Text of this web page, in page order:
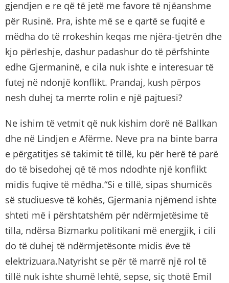
gjendjen e re që të jetë me favore të njëanshme
për Rusinë. Pra, ishte më se e qartë se fuqitë e
mëdha do të rrokeshin keqas me njëra-tjetrën dhe
kjo përleshje, dashur padashur do të përfshinte
edhe Gjermaninë, e cila nuk ishte e interesuar të
futej në ndonjë konflikt. Prandaj, kush përpos
nesh duhej ta merrte rolin e një pajtuesi?
Ne ishim të vetmit që nuk kishim dorë në Ballkan
dhe në Lindjen e Afërme. Neve pra na binte barra
e përgatitjes së takimit të tillë, ku për herë të parë
do të bisedohej që të mos ndodhte një konflikt
midis fuqive të mëdha.“Si e tillë, sipas shumicës
së studiuesve të kohës, Gjermania njëmend ishte
shteti më i përshtatshëm për ndërmjetësime të
tilla, ndërsa Bizmarku politikani më energjik, i cili
do të duhej të ndërmjetësonte midis ëve të
elektrizuara.Natyrisht se për të marrë një rol të
tillë nuk ishte shumë lehtë, sepse, siç thotë Emil